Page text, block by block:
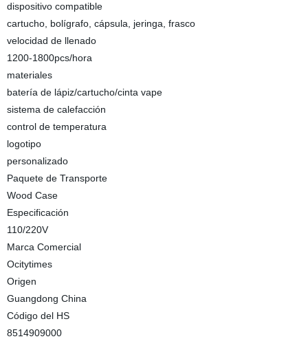
dispositivo compatible
cartucho, bolígrafo, cápsula, jeringa, frasco
velocidad de llenado
1200-1800pcs/hora
materiales
batería de lápiz/cartucho/cinta vape
sistema de calefacción
control de temperatura
logotipo
personalizado
Paquete de Transporte
Wood Case
Especificación
110/220V
Marca Comercial
Ocitytimes
Origen
Guangdong China
Código del HS
8514909000